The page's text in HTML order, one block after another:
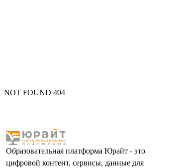
NOT FOUND 404
Образовательная платформа Юрайт - это
цифровой контент, сервисы, данные для